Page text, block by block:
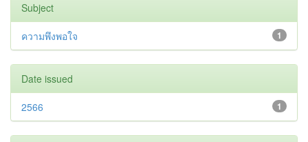
Subject
1
ความพึงพอใจ
Date issued
1
2566